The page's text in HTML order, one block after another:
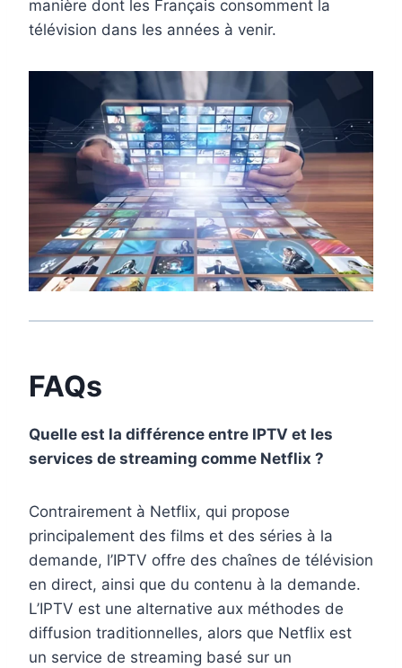
manière dont les Français consomment la
télévision dans les années à venir.
FAQs
Quelle est la différence entre IPTV et les
services de streaming comme Netflix ?
Contrairement à Netflix, qui propose
principalement des films et des séries à la
demande, l’IPTV offre des chaînes de télévision
en direct, ainsi que du contenu à la demande.
L’IPTV est une alternative aux méthodes de
diffusion traditionnelles, alors que Netflix est
un service de streaming basé sur un